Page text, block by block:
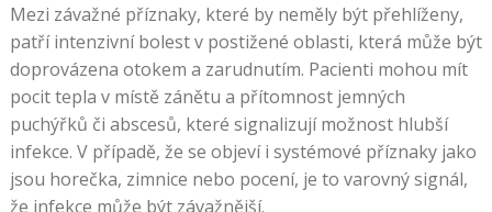
Mezi závažné příznaky, které by neměly být přehlíženy,
patří intenzivní bolest v postižené oblasti, která může být
doprovázena otokem a zarudnutím. Pacienti mohou mít
pocit tepla v místě zánětu a přítomnost jemných
puchýřků či abscesů, které signalizují možnost hlubší
infekce. V případě, že se objeví i systémové příznaky jako
jsou horečka, zimnice nebo pocení, je to varovný signál,
že infekce může být závažnější.